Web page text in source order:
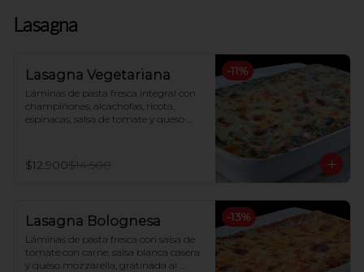
Lasagna
-11%
Lasagna Vegetariana
Láminas de pasta fresca integral con
champiñones, alcachofas, ricota,
espinacas, salsa de tomate y queso
$12.900$14.500
-13%
Lasagna Bolognesa
Láminas de pasta fresca con salsa de
tomate con carne, salsa blanca casera
y queso mozzarella, gratinada al